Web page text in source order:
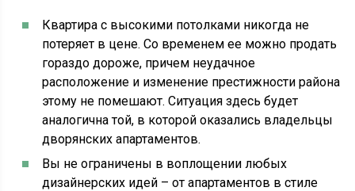
Квартира с высокими потолками никогда не
потеряет в цене. Со временем ее можно продать
гораздо дороже, причем неудачное
расположение и изменение престижности района
этому не помешают. Ситуация здесь будет
аналогична той, в которой оказались владельцы
дворянских апартаментов.
Вы не ограничены в воплощении любых
дизайнерских идей – от апартаментов в стиле